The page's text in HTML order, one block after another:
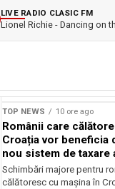
LIVE RADIO CLASIC FM
Lionel Richie - Dancing on
TOP NEWS 10 ore ago
Românii care
Croația vor beneficia
nou sistem de taxare
autostrăzilor
Schimbări majore pentru
călătoresc cu mașina în